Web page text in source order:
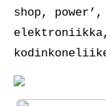
shop,